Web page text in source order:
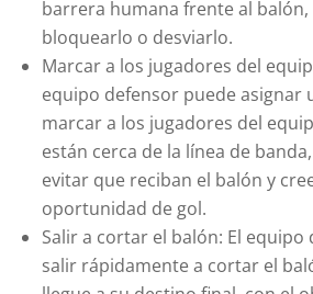
barrera humana frente al
bloquearlo o desviarlo.
Marcar a los jugadores del
equipo defensor puede asignar
marcar a los jugadores del
están cerca de la línea de
evitar que reciban el balón y
oportunidad de gol.
Salir a cortar el balón: El
salir rápidamente a cortar el